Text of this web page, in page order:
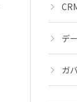
デ
ガ